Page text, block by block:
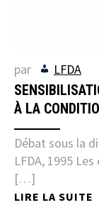
par LFDA
À LA
Débat sous la
LFDA, 1995
[…]
LIRE LA SUITE